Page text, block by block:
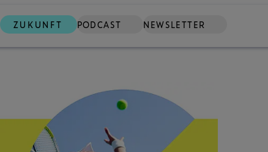
ZUKUNFT PODCAST NEWSLETTER